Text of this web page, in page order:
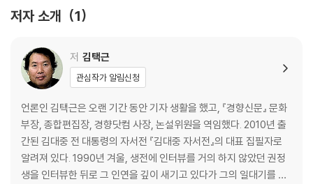
간도에는 지금도 죽은 자들이 살고 있다ㆍ076
푸른 눈의 증언ㆍ080
네 죽음을 기억하라ㆍ087
비평의 횡포ㆍ091
정ㆍ094
2부 ─ 이름도 병이 든다
먹방이 슬프다ㆍ100
지금 누가 홀로 울고 있다ㆍ104
저자 소개 1
저 김택근
관심작가 알림신청
언론인 김택근은 오랜 기간 동안 기자 생활을 했고, 『경향신문』 문화
부장, 종합편집장, 경향닷컴 사장, 논설위원을 역임했다. 2010년 출
간된 김대중 전 대통령의 자서전 『김대중 자서전』의 대표 집필자로
알려져 있다. 1990년 겨울, 생전에 인터뷰를 거의 하지 않았던 권정
생을 인터뷰한 뒤로 그 인연을 깊이 새기고 있다가 그의 일대기를 이